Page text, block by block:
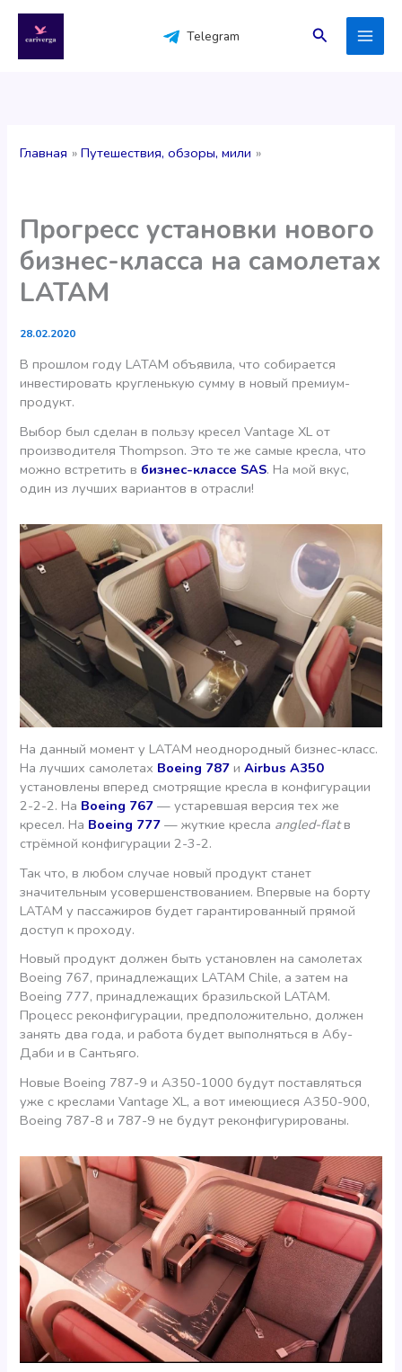
содержимому
Telegram Поиск
Главная Путешествия, обзоры, мили
Прогресс установки нового
бизнес-класса на самолетах
LATAM
28.02.2020
В прошлом году LATAM объявила, что собирается
инвестировать кругленькую сумму в новый премиум-
продукт.
Выбор был сделан в пользу кресел Vantage XL от
производителя Thompson. Это те же самые кресла, что
можно встретить в бизнес-классе SAS. На мой вкус,
один из лучших вариантов в отрасли!
На данный момент у LATAM неоднородный бизнес-класс.
На лучших самолетах Boeing 787 иAirbus A350
установлены вперед смотрящие кресла в конфигурации
2-2-2. На Boeing 767 — устаревшая версия тех же
кресел. На Boeing 777 — жуткие кресла angled-flatв
стрёмной конфигурации 2-3-2.
Так что, в любом случае новый продукт станет
значительным усовершенствованием. Впервые на борту
LATAM у пассажиров будет гарантированный прямой
доступ к проходу.
Новый продукт должен быть установлен на самолетах
Boeing 767, принадлежащих LATAM Chile, а затем на
Boeing 777, принадлежащих бразильской LATAM.
Процесс реконфигурации, предположительно, должен
занять два года, и работа будет выполняться в Абу-
Даби и в Сантьяго.
Новые Boeing 787-9 и A350-1000 будут поставляться
уже с креслами Vantage XL, а вот имеющиеся A350-900,
Boeing 787-8 и 787-9 не будут реконфигурированы.